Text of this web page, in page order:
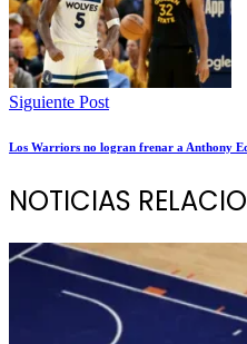
Siguiente Post
Los Warriors no logran frenar a Anthony
NOTICIAS